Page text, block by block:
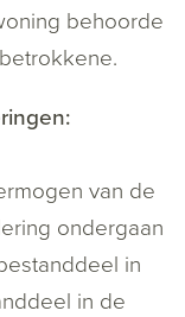
behoorde
van de
ondergaan
in
in de